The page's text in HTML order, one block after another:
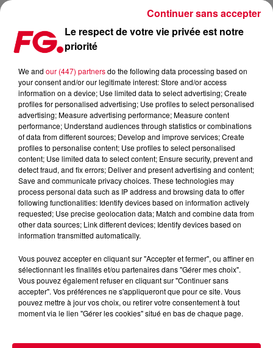
CLUB FG : TOOLROOM
Le respect de votre vie privée est notre
priorité
We and our (447) partnersdo the following data processing based on
your consent and/or our legitimate interest: Store and/or access
information on a device; Use limited data to select advertising; Create
profiles for personalised advertising; Use profiles to select personalised
advertising; Measure advertising performance; Measure content
performance; Understand audiences through statistics or combinations
of data from different sources; Develop and improve services; Create
profiles to personalise content; Use profiles to select personalised
content; Use limited data to select content; Ensure security, prevent and
detect fraud, and fix errors; Deliver and present advertising and content;
Save and communicate privacy choices. These technologies may
process personal data such as IP address and browsing data to offer
following functionalities: Identify devices based on information actively
requested; Use precise geolocation data; Match and combine data from
other data sources; Link different devices; Identify devices based on
information transmitted automatically.
Vous pouvez accepter en cliquant sur "Accepter et fermer", ou affiner en
sélectionnant les finalités et/ou partenaires dans "Gérer mes choix".
Vous pouvez également refuser en cliquant sur "Continuer sans
accepter". Vos préférences ne s'appliqueront que pour ce site. Vous
pouvez mettre à jour vos choix, ou retirer votre consentement à tout
moment via le lien "Gérer les cookies" situé en bas de chaque page.
Continuer sans accepter